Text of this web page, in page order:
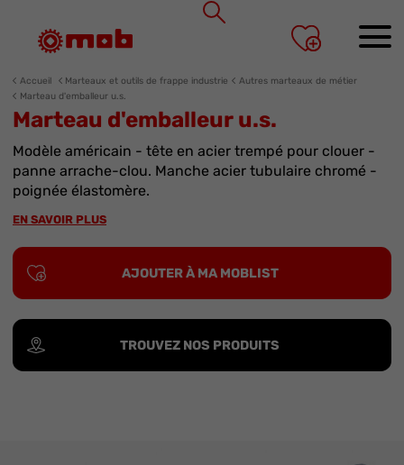
Accueil Marteaux et outils de frappe industrie
Autres marteaux de métier
Marteau d'emballeur u.s.
Marteau d'emballeur u.s.
Modèle américain - tête en acier trempé pour clouer -
panne arrache-clou. Manche acier tubulaire chromé -
poignée élastomère.
EN SAVOIR PLUS
AJOUTER À MA MOBLIST
TROUVEZ NOS PRODUITS